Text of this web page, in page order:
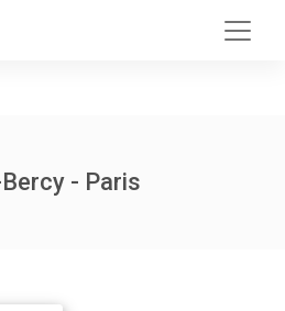
- Paris